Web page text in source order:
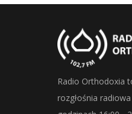
Radio Orthodoxia
rozgłośnia